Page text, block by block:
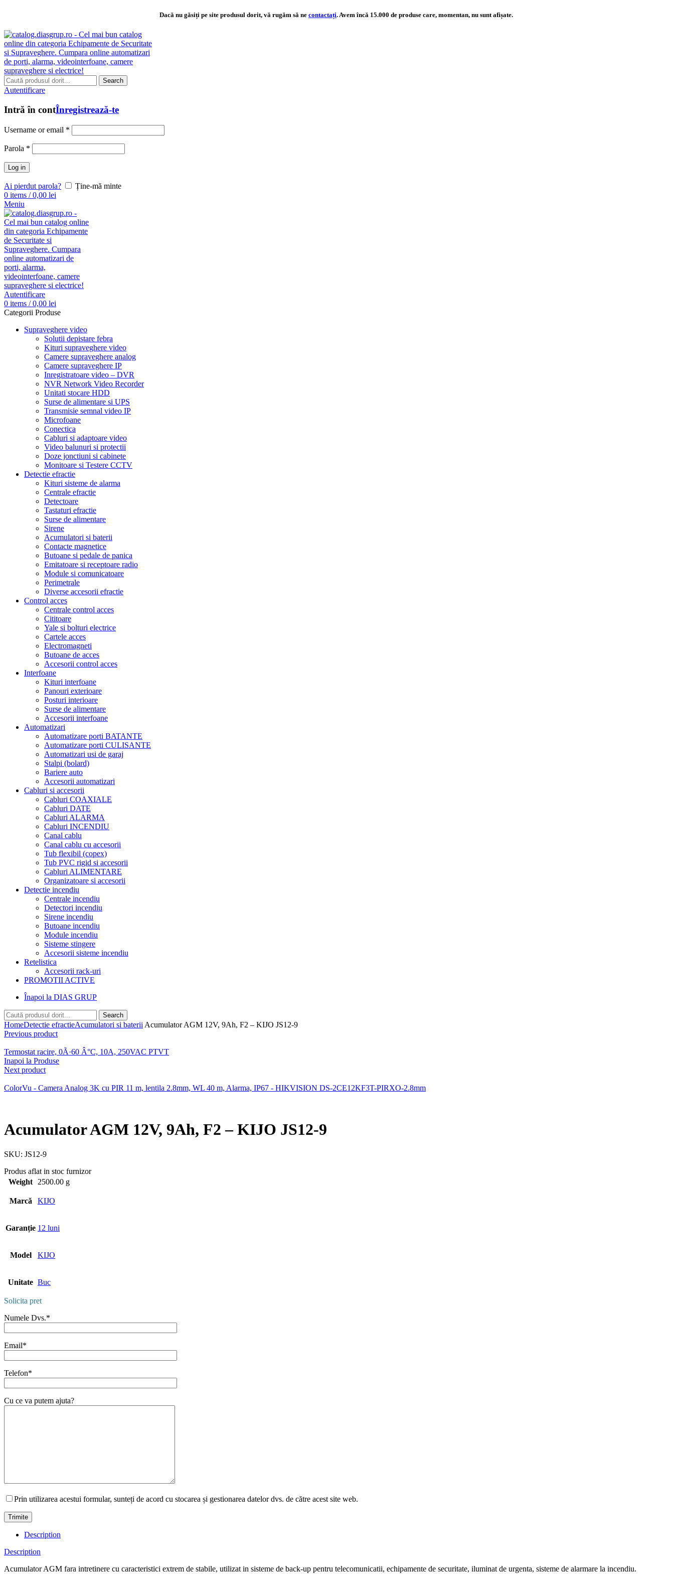
Dacă nu găsiți pe site produsul dorit, vă rugăm să ne contactați. Avem încă 15.000 de produse care, momentan, nu sunt afișate.
Search
Autentificare
Intră în contÎnregistrează-te
Username or email *
Parola *
Log in
Ai pierdut parola?
Ține-mă minte
0 items / 0,00 lei
Meniu
Autentificare
0 items / 0,00 lei
Categorii Produse
Supraveghere video
Solutii depistare febra
Kituri supraveghere video
Camere supraveghere analog
Camere supraveghere IP
Inregistratoare video – DVR
NVR Network Video Recorder
Unitati stocare HDD
Surse de alimentare si UPS
Transmisie semnal video IP
Microfoane
Conectica
Cabluri si adaptoare video
Video balunuri si protectii
Doze jonctiuni si cabinete
Monitoare si Testere CCTV
Detectie efractie
Kituri sisteme de alarma
Centrale efractie
Detectoare
Tastaturi efractie
Surse de alimentare
Sirene
Acumulatori si baterii
Contacte magnetice
Butoane si pedale de panica
Emitatoare si receptoare radio
Module si comunicatoare
Perimetrale
Diverse accesorii efractie
Control acces
Centrale control acces
Cititoare
Yale si bolturi electrice
Cartele acces
Electromagneti
Butoane de acces
Accesorii control acces
Interfoane
Kituri interfoane
Panouri exterioare
Posturi interioare
Surse de alimentare
Accesorii interfoane
Automatizari
Automatizare porti BATANTE
Automatizare porti CULISANTE
Automatizari usi de garaj
Stalpi (bolard)
Bariere auto
Accesorii automatizari
Cabluri si accesorii
Cabluri COAXIALE
Cabluri DATE
Cabluri ALARMA
Cabluri INCENDIU
Canal cablu
Canal cablu cu accesorii
Tub flexibil (copex)
Tub PVC rigid si accesorii
Cabluri ALIMENTARE
Organizatoare si accesorii
Detectie incendiu
Centrale incendiu
Detectori incendiu
Sirene incendiu
Butoane incendiu
Module incendiu
Sisteme stingere
Accesorii sisteme incendiu
Retelistica
Accesorii rack-uri
PROMOTII ACTIVE
Înapoi la DIAS GRUP
Search
HomeDetectie efractieAcumulatori si baterii Acumulator AGM 12V, 9Ah, F2 – KIJO JS12-9
Previous product
Termostat racire, 0Ã·60 Â°C, 10A, 250VAC PTVT
Inapoi la Produse
Next product
ColorVu - Camera Analog 3K cu PIR 11 m, lentila 2.8mm, WL 40 m, Alarma, IP67 - HIKVISION DS-2CE12KF3T-PIRXO-2.8mm
Acumulator AGM 12V, 9Ah, F2 – KIJO JS12-9
SKU: JS12-9
Produs aflat in stoc furnizor
Weight
2500.00 g
Marcă KIJO
Garanție 12 luni
Model KIJO
Unitate Buc
Solicita pret
Numele Dvs.*
Email*
Telefon*
Cu ce va putem ajuta?
Prin utilizarea acestui formular, sunteți de acord cu stocarea și gestionarea datelor dvs. de către acest site web.
Description
Description
Acumulator AGM fara intretinere cu caracteristici extrem de stabile, utilizat in sisteme de back-up pentru telecomunicatii, echipamente de securitate, iluminat de urgenta, sisteme de alarmare la incendiu.